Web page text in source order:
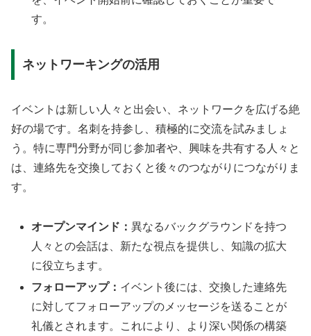
す。
ネットワーキングの活用
イベントは新しい人々と出会い、ネットワークを広げる絶
好の場です。名刺を持参し、積極的に交流を試みましょ
う。特に専門分野が同じ参加者や、興味を共有する人々と
は、連絡先を交換しておくと後々のつながりにつながりま
す。
オープンマインド：異なるバックグラウンドを持つ
人々との会話は、新たな視点を提供し、知識の拡大
に役立ちます。
フォローアップ： イベント後には、交換した連絡先
に対してフォローアップのメッセージを送ることが
礼儀とされます。これにより、より深い関係の構築